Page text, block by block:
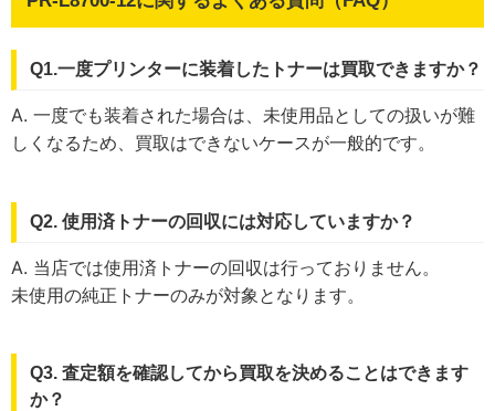
Q1.一度プリンターに装着したトナーは買取できますか？
A. 一度でも装着された場合は、未使用品としての扱いが難
しくなるため、買取はできないケースが一般的です。
Q2. 使用済トナーの回収には対応していますか？
A. 当店では使用済トナーの回収は行っておりません。
未使用の純正トナーのみが対象となります。
Q3. 査定額を確認してから買取を決めることはできます
か？